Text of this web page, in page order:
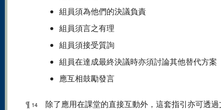
組員須為他們的決議負責
組員須言之有理
組員須接受質詢
組員在達成最終決議時亦須討論其他替代方案
應互相鼓勵發言
¶ 14
除了應用在課堂的直接互動外，這套指引亦可透